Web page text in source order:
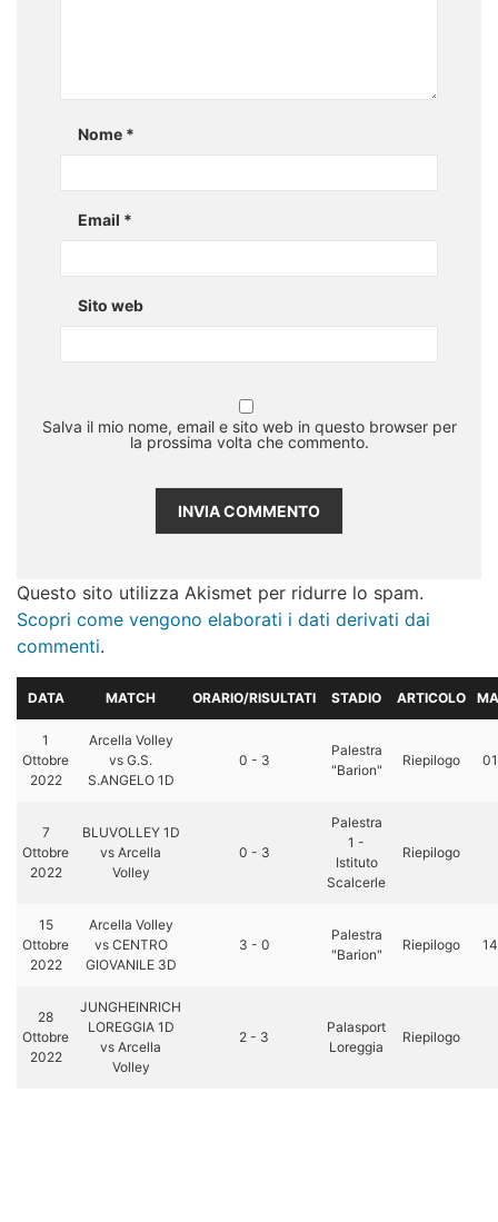
Nome *
Email *
Sito web
Salva il mio nome, email e sito web in questo browser per
la prossima volta che commento.
Questo sito utilizza Akismet per ridurre lo spam.
Scopri come vengono elaborati i dati derivati dai
commenti.
DATA MATCH ORARIO/RISULTATI STADIO ARTICOLO
1
Ottobre
2022
Arcella Volley
vs G.S.
S.ANGELO 1D
0 - 3
Palestra
"Barion"
Riepilogo
7
Ottobre
2022
BLUVOLLEY 1D
vs Arcella
Volley
0 - 3
Palestra
1 -
Istituto
Scalcerle
Riepilogo
15
Ottobre
2022
Arcella Volley
vs CENTRO
GIOVANILE 3D
3 - 0
Palestra
"Barion"
Riepilogo
28
Ottobre
2022
JUNGHEINRICH
LOREGGIA 1D
vs Arcella
Volley
2 - 3
Palasport
Loreggia
Riepilogo